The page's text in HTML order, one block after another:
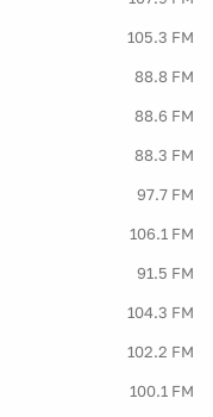
105.3 FM
88.8 FM
88.6 FM
88.3 FM
97.7 FM
106.1 FM
91.5 FM
104.3 FM
102.2 FM
100.1 FM